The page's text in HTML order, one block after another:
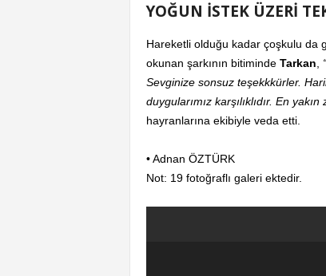
YOĞUN İSTEK ÜZERİ
Hareketli olduğu kadar çoşkulu da
okunan şarkının bitiminde Tarkan
Sevginize sonsuz teşekkkürler.
duygularımız karşılıklıdır. En
hayranlarına ekibiyle veda etti.
• Adnan ÖZTÜRK
Not: 19 fotoğraflı galeri ektedir.